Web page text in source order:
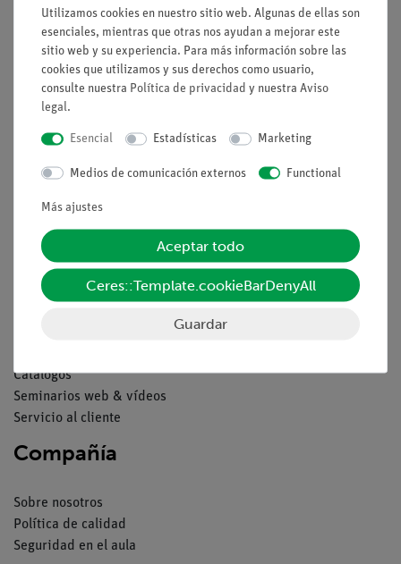
Nach oben
Aviso lega
Contacto
Condiciones comerciales generales
Declaración de privacidad
Pie de imprenta
Servicio
Catálogos
Seminarios web & vídeos
Servicio al cliente
Compañía
Sobre nosotros
Política de calidad
Seguridad en el aula
Utilizamos cookies en nuestro sitio web. Algunas de ellas son
esenciales, mientras que otras nos ayudan a mejorar este
sitio web y su experiencia. Para más información sobre las
cookies que utilizamos y sus derechos como usuario,
consulte nuestra Política de privacidad y nuestra Aviso
legal.
Esencial Estadísticas Marketing
Medios de comunicación externos Functional
Más ajustes
Aceptar todo
Ceres::Template.cookieBarDenyAll
Guardar